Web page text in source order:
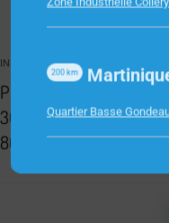
INFORMATIQUE
PORT 15.6″ HP 250G7
3C100EA CI3-8130
8GO/SSD256 W10PRO
200 km
Quartier Basse